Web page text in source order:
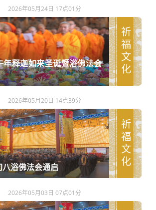
2026年05月24日 17点01分
年释迦如来圣诞暨浴佛法会
祈福文化
2026年05月20日 14点39分
浴佛法会通启 祈福文化
2026年05月03日 07点01分